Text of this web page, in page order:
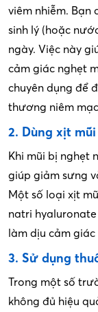
viêm nhiễm. Bạn
sinh lý (hoặc
ngày. Việc này
cảm giác nghẹt
chuyên dụng để
thương niêm
2. Dùng xịt
Khi mũi bị nghẹt
giúp giảm sưng
Một số loại xịt
natri
làm dịu cảm
3. Sử dụng
Trong một số
không đủ hiệu